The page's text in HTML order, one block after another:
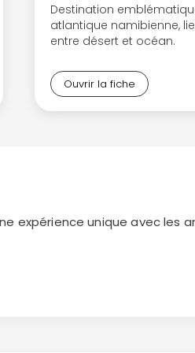
Destination
atlantique namibienne,
entre désert et océan.
Ouvrir la fiche
expérience unique avec les
tout en plein cœur de